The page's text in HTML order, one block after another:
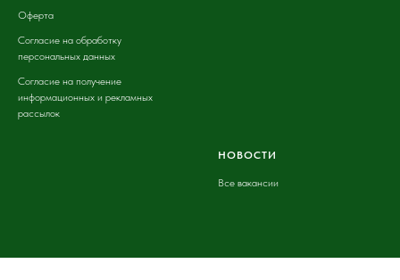
Оферта
Согласие на обработку
персональных данных
Согласие на получение
информационных и рекламных
рассылок
НОВОСТИ
Все вакансии